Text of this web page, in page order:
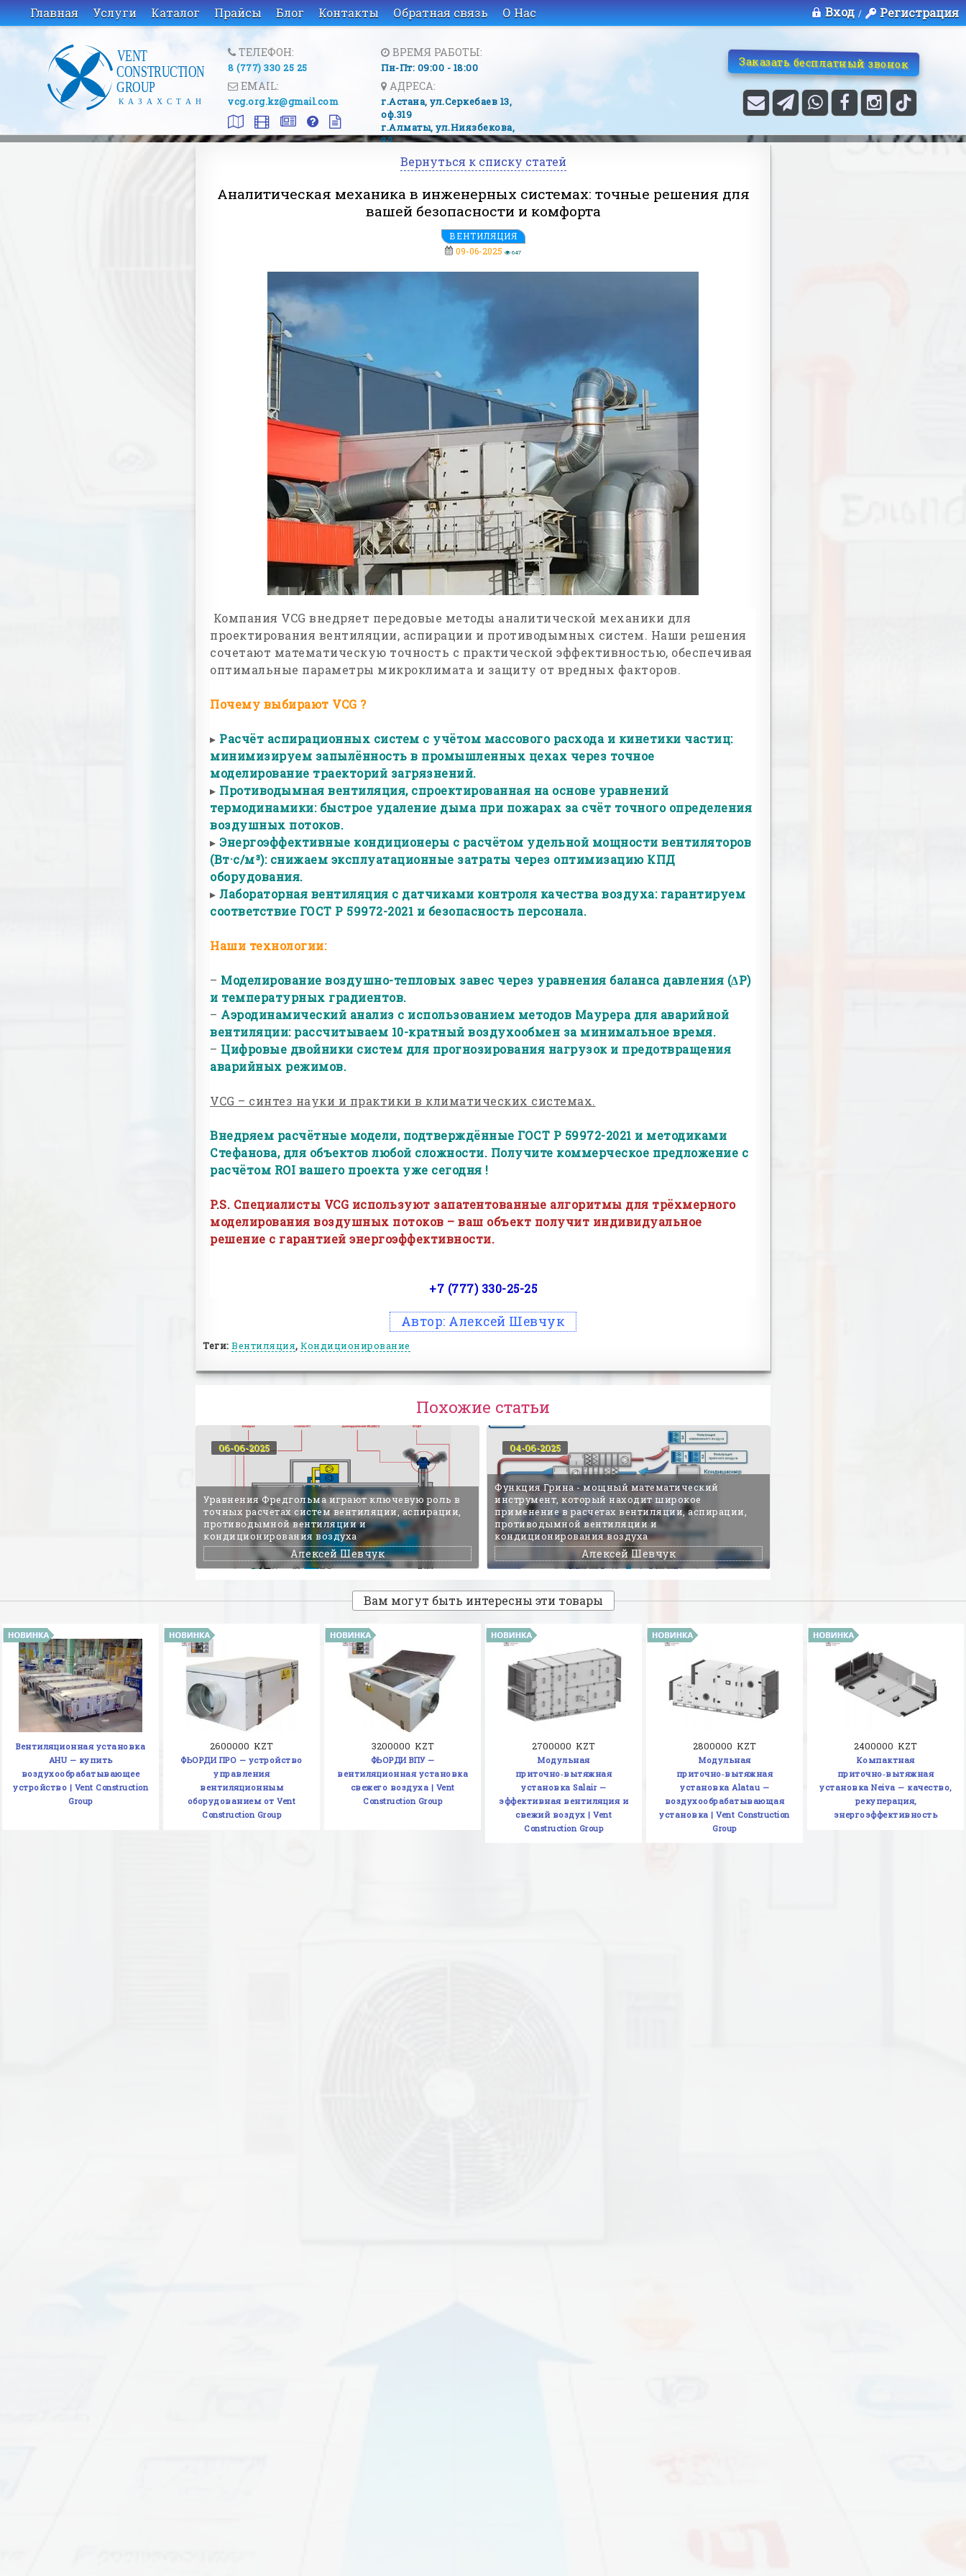
Главная Услуги Каталог Прайсы Блог Контакты Обратная связь О Нас Вход / Регистрация
ТЕЛЕФОН:
8 (777) 330 25 25
ВРЕМЯ РАБОТЫ:
Пн-Пт: 09:00 - 18:00
EMAIL:
vcg.org.kz@gmail.com
АДРЕСА:
г.Астана, ​ул.Серкебаев 13,
оф.319
г.Алматы, ​ул.Ниязбекова,
82
Заказать бесплатный звонок
Вернуться к списку статей
Аналитическая механика в инженерных системах: точные решения для
вашей безопасности и комфорта
ВЕНТИЛЯЦИЯ
09-06-2025
647
Компания VCG внедряет передовые методы аналитической механики для
проектирования вентиляции, аспирации и противодымных систем. Наши решения
сочетают математическую точность с практической эффективностью, обеспечивая
оптимальные параметры микроклимата и защиту от вредных факторов.
Почему выбирают VCG ?
▸ Расчёт аспирационных систем с учётом массового расхода и кинетики частиц:
минимизируем запылённость в промышленных цехах через точное
моделирование траекторий загрязнений.
▸ Противодымная вентиляция, спроектированная на основе уравнений
термодинамики: быстрое удаление дыма при пожарах за счёт точного определения
воздушных потоков.
▸ Энергоэффективные кондиционеры с расчётом удельной мощности вентиляторов
(Вт·с/м³): снижаем эксплуатационные затраты через оптимизацию КПД
оборудования.
▸ Лабораторная вентиляция с датчиками контроля качества воздуха: гарантируем
соответствие ГОСТ Р 59972-2021 и безопасность персонала.
Наши технологии:
– Моделирование воздушно-тепловых завес через уравнения баланса давления (∆Р)
и температурных градиентов.
– Аэродинамический анализ с использованием методов Маурера для аварийной
вентиляции: рассчитываем 10-кратный воздухообмен за минимальное время.
– Цифровые двойники систем для прогнозирования нагрузок и предотвращения
аварийных режимов.
VCG – синтез науки и практики в климатических системах.
Внедряем расчётные модели, подтверждённые ГОСТ Р 59972-2021 и методиками
Стефанова, для объектов любой сложности. Получите коммерческое предложение с
расчётом ROI вашего проекта уже сегодня !
P.S. Специалисты VCG используют запатентованные алгоритмы для трёхмерного
моделирования воздушных потоков – ваш объект получит индивидуальное
решение с гарантией энергоэффективности.
+7 (777) 330-25-25
Автор: Алексей Шевчук
Теги: Вентиляция, Кондиционирование
Похожие статьи
Уравнения Фредгольма играют ключевую роль в
точных расчетах систем вентиляции, аспирации,
противодымной вентиляции и
кондиционирования воздуха
Алексей Шевчук
06-06-2025
Функция Грина - мощный математический
инструмент, который находит широкое
применение в расчетах вентиляции, аспирации,
противодымной вентиляции и
кондиционирования воздуха
Алексей Шевчук
04-06-2025
Вам могут быть интересны эти товары
Вентиляционная установка
AHU — купить
воздухообрабатывающее
устройство | Vent Construction
Group
2600000 KZT
ФЬОРДИ ПРО — устройство
управления
вентиляционным
оборудованием от Vent
Construction Group
3200000 KZT
ФЬОРДИ ВПУ —
вентиляционная установка
свежего воздуха | Vent
Construction Group
2700000 KZT
Модульная
приточно‑вытяжная
установка Salair —
эффективная вентиляция и
свежий воздух | Vent
Construction Group
2800000 KZT
Модульная
приточно‑вытяжная
установка Alatau —
воздухообрабатывающая
установка | Vent Construction
Group
2400000 KZT
Компактная
приточно‑вытяжная
установка Neiva — качество,
рекуперация,
энергоэффективность